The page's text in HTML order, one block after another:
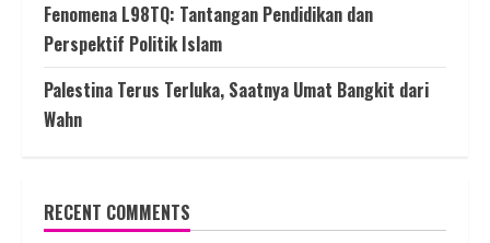
Fenomena L98TQ: Tantangan Pendidikan dan
Perspektif Politik Islam
Palestina Terus Terluka, Saatnya Umat Bangkit dari
Wahn
RECENT COMMENTS